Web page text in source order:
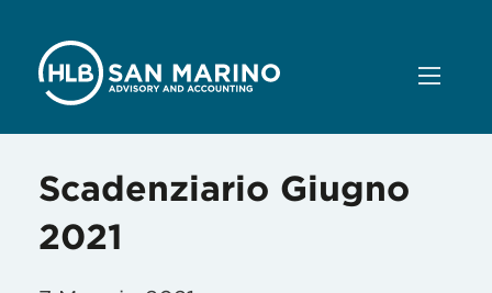
Scadenziario Giugno
2021